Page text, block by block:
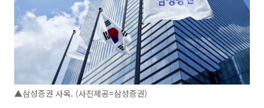
▲삼성증권 사옥. (사진제공=삼성증권)